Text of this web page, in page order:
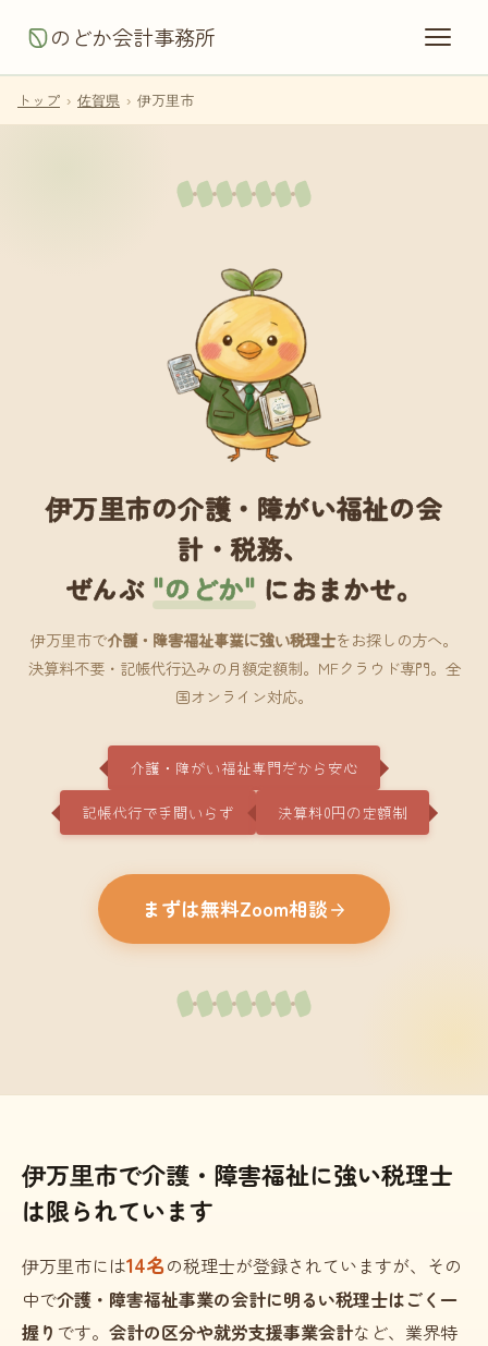
のどか会計事務所
トップ › 佐賀県 › 伊万里市
伊万里市の介護・障がい福祉の会
計・税務、
ぜんぶ "のどか" におまかせ。
伊万里市で介護・障害福祉事業に強い税理士をお探しの方へ。
決算料不要・記帳代行込みの月額定額制。MFクラウド専門。全
国オンライン対応。
介護・障がい福祉専門だから安心
記帳代行で手間いらず 決算料0円の定額制
まずは無料Zoom相談
伊万里市で介護・障害福祉に強い税理士
は限られています
伊万里市には14名の税理士が登録されていますが、その
中で介護・障害福祉事業の会計に明るい税理士はごく一
握り です。 会計の区分や就労支援事業会計など、業界特